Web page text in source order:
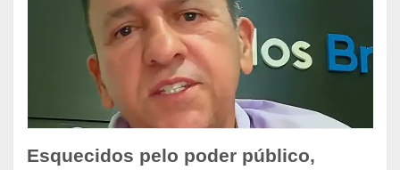
Esquecidos pelo poder público,